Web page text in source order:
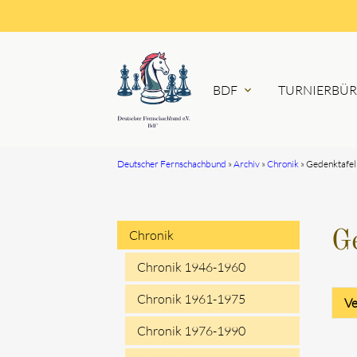
BDF expand_more
Deutscher Fernschachbund Archiv Chronik Gedenktafel
Navigation
überspringen
Chronik
Chronik 1946-1960
Chronik 1961-1975
Chronik 1976-1990